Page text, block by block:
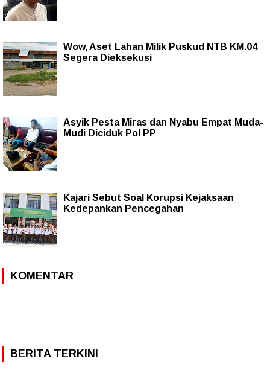
Wow, Aset Lahan Milik Puskud NTB KM.04
Segera Dieksekusi
Asyik Pesta Miras dan Nyabu Empat Muda-
Mudi Diciduk Pol PP
Kajari Sebut Soal Korupsi Kejaksaan
Kedepankan Pencegahan
KOMENTAR
BERITA TERKINI